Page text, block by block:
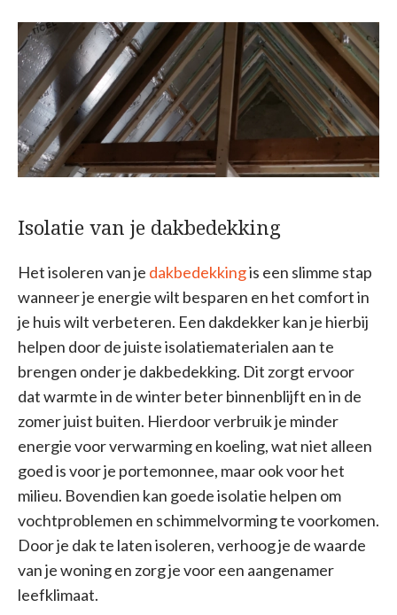
Isolatie van je dakbedekking
Het isoleren van je dakbedekkingis een slimme stap
wanneer je energie wilt besparen en het comfort in
je huis wilt verbeteren. Een dakdekker kan je hierbij
helpen door de juiste isolatiematerialen aan te
brengen onder je dakbedekking. Dit zorgt ervoor
dat warmte in de winter beter binnenblijft en in de
zomer juist buiten. Hierdoor verbruik je minder
energie voor verwarming en koeling, wat niet alleen
goed is voor je portemonnee, maar ook voor het
milieu. Bovendien kan goede isolatie helpen om
vochtproblemen en schimmelvorming te voorkomen.
Door je dak te laten isoleren, verhoog je de waarde
van je woning en zorg je voor een aangenamer
leefklimaat.